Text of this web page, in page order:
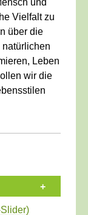
und
Vielfalt zu
über die
Leben
wir die